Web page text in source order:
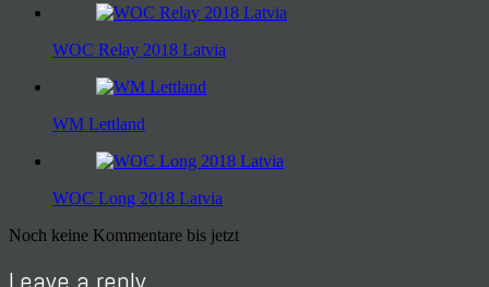
WOC Relay 2018 Latvia
WM Lettland
WOC Long 2018 Latvia
Noch keine Kommentare bis jetzt